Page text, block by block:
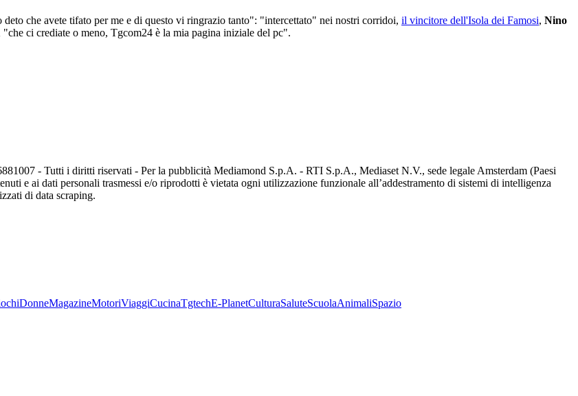
che avete tifato per me e di questo vi ringrazio tanto": "intercettato" nei nostri corridoi, il vincitore dell'Isola dei Famosi, Nino
ci crediate o meno, Tgcom24 è la mia pagina iniziale del pc".
- Tutti i diritti riservati - Per la pubblicità Mediamond S.p.A. - RTI S.p.A., Mediaset N.V., sede legale Amsterdam (Paesi
e ai dati personali trasmessi e/o riprodotti è vietata ogni utilizzazione funzionale all’addestramento di sistemi di intelligenza
di data scraping.
DonneMagazineMotoriViaggiCucinaTgtechE-PlanetCulturaSaluteScuolaAnimaliSpazio